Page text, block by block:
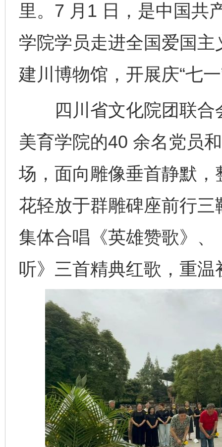
里。7 月1 日，是中国共
学院学员走进全国爱国
建川博物馆，开展庆“七
四川省文化院团联合
美育学院的40 余名党员
场，面向雕像垂首静默
花轻放于群雕碑座前行
集体合唱《英雄赞歌》
听》三首精典红歌，重温